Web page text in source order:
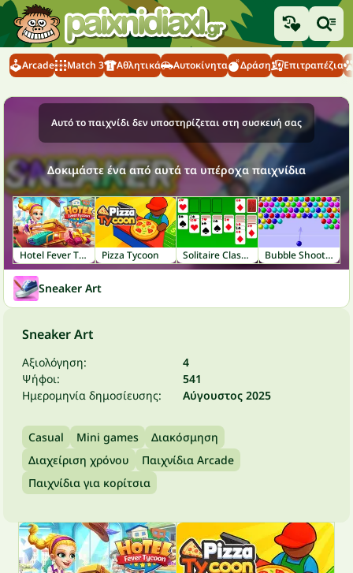
Arcade Match 3 Αθλητικά Αυτοκίνητα Δράση Επιτραπέζια
Αυτό το παιχνίδι δεν υποστηρίζεται στη συσκευή σας
Δοκιμάστε ένα από αυτά τα υπέροχα παιχνίδια
Hotel Fever Tycoon Pizza Tycoon Solitaire Classic Bubble Shooter
Sneaker Art
Sneaker Art
Αξιολόγηση:
4
Ψήφοι:
541
Ημερομηνία δημοσίευσης:
Αύγουστος 2025
Casual Mini games
Διακόσμηση
Διαχείριση χρόνου
Παιχνίδια Arcade
Παιχνίδια για κορίτσια